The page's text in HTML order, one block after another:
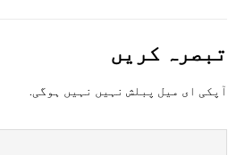
تبصرہ کريں
آپکی ای ميل پبلش نہيں نہيں ہوگی.